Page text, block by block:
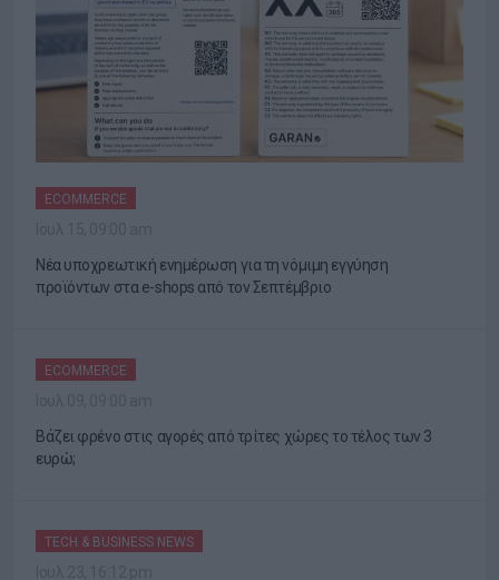
ECOMMERCE
Νέα υποχρεωτική ενημέρωση για τη νόμιμη εγγύηση
προϊόντων στα e-shops από τον Σεπτέμβριο
ECOMMERCE
Βάζει φρένο στις αγορές από τρίτες χώρες το τέλος των 3
ευρώ;
TECH & BUSINESS NEWS